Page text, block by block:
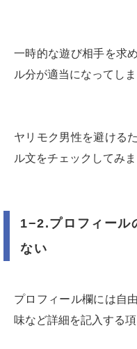
一時的な遊び相手を求
ル分が適当になってし
ヤリモク男性を避ける
ル文をチェックしてみま
1−2.プロフィール
ない
プロフィール欄には自
味など詳細を記入する